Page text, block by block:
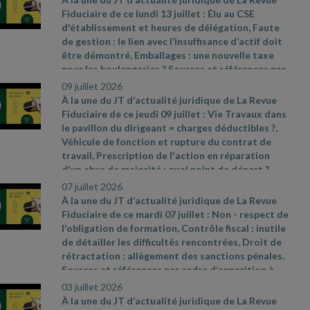
n° 2026- 534 du 25 juin 2026 relative à la lutte
contre les fraudes sociales et fiscales- Décret
2026- 544 du 25 juin 2026, JO du 27-
https://www.economie.gouv.fr/dgccrf/actualites
dgccrf/renovation- energetique- le- gerant-
condamne- une
Fiduciaire de ce lundi 13 juillet : Élu au CSE
d'établissement et heures de délégation, Faute
de gestion : le lien avec l’insuffisance d’actif doit
être démontré, Emballages : une nouvelle taxe
pour les boulangeries ? Sources et références par
ordre d’apparition à l’écran :
presse du ministère de l’Économie du 30 juin
2026, n° 850 - https://www.proconnect.gouv.fr/-
Cass. soc. 24 juin 2026, n° 24- 22792 FSB
09 juillet 2026
À la une du JT d’actualité juridique de La Revue
Fiduciaire de ce jeudi 09 juillet : Vie Travaux dans
le pavillon du dirigeant = charges déductibles ?,
Véhicule de fonction et rupture du contrat de
travail, Prescription de l'action en réparation
d'un abus de majorité : quel point de départ ?
Sources et références par ordre d’apparition à
l’écran : - CAA Versailles n° 24VE01416 du 4 juin
2026 - Cass. soc., 3 juin 2026, n° 25- 11373 FSD (3e
moyen) - Cass. com., 6 mai 2026, n° 25- 11498
07 juillet 2026
À la une du JT d’actualité juridique de La Revue
Fiduciaire de ce mardi 07 juillet : Non - respect de
l'obligation de formation, Contrôle fiscal : inutile
de détailler les difficultés rencontrées, Droit de
rétractation : allègement des sanctions pénales.
Sources et références par ordre d’apparition à
l’écran : - Réponse ministérielle Aviragnet n° 4213,
JO Assemblée nationale du 12 mai 2026- Cass.
03 juillet 2026
À la une du JT d’actualité juridique de La Revue